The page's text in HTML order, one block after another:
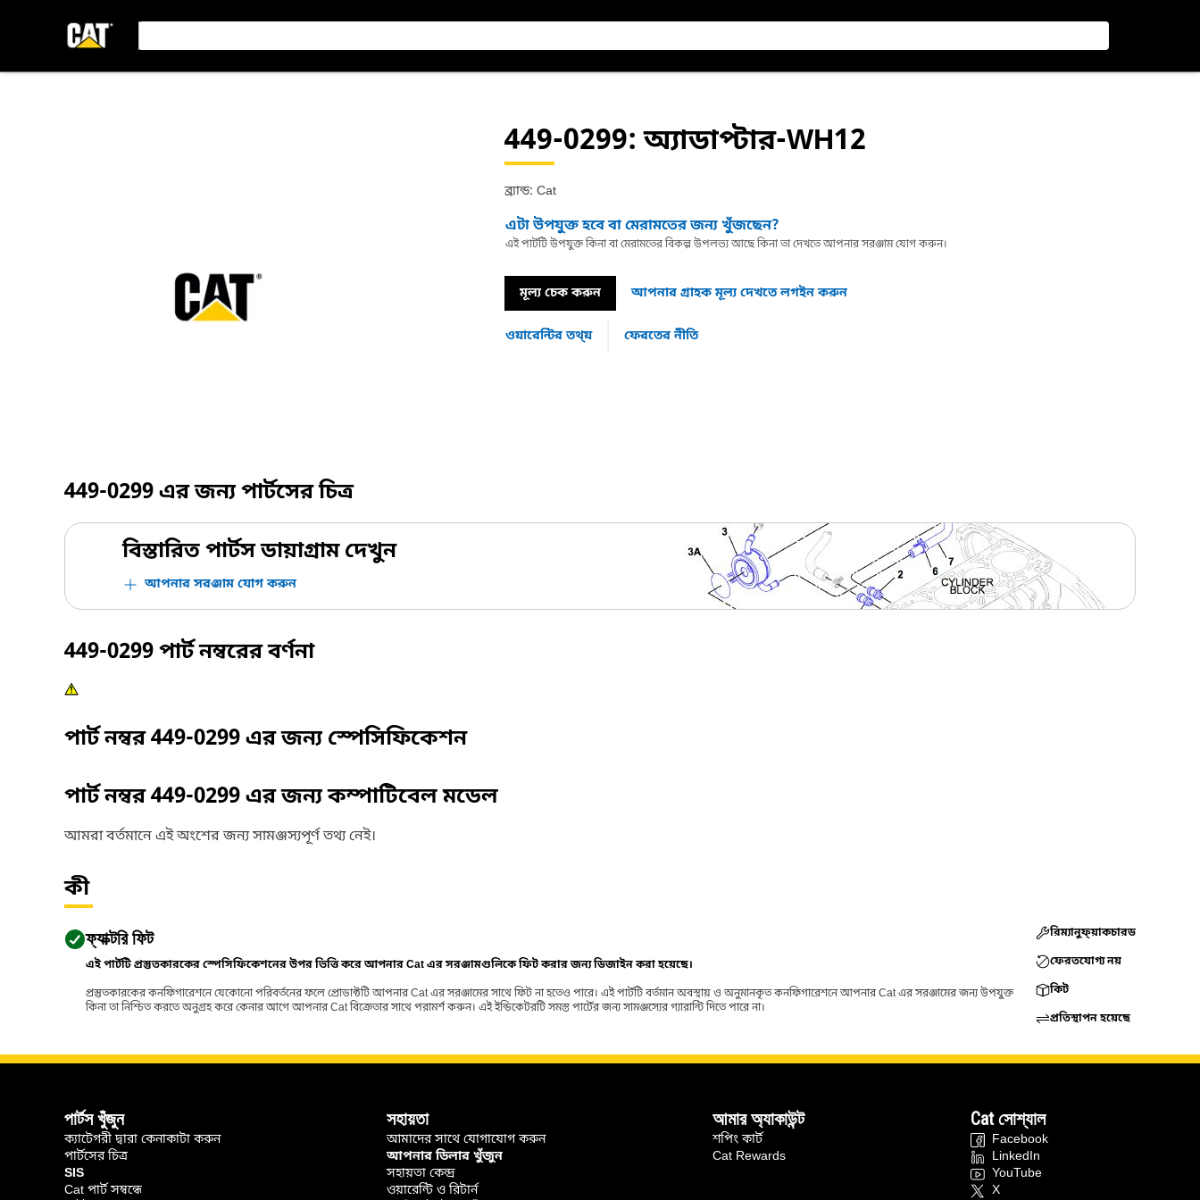
449-0299: অ্যাডাপ্টার-WH12
ব্র্যান্ড: Cat
এটা উপযুক্ত হবে বা মেরামতের জন্য খুঁজছেন?
এই পার্টটি উপযুক্ত কিনা বা মেরামতের বিকল্প উপলভ্য আছে কিনা তা দেখতে আপনার সরঞ্জাম যোগ করুন।
মূল্য চেক করুন আপনার গ্রাহক মূল্য দেখতে লগইন করুন
ওয়ারেন্টির তথ্য় ফেরতের নীতি
449-0299এর জন্য পার্টসের চিত্র
বিস্তারিত পার্টস ডায়াগ্রাম দেখুন
আপনার সরঞ্জাম যোগ করুন
449-0299পার্ট নম্বরের বর্ণনা
পার্ট নম্বর449-0299এর জন্য স্পেসিফিকেশন
পার্ট নম্বর449-0299এর জন্য কম্পাটিবেল মডেল
আমরা বর্তমানে এই অংশের জন্য সামঞ্জস্যপূর্ণ তথ্য নেই।
কী
ফ্যাক্টরি ফিট
এই পার্টটি প্রস্তুতকারকের স্পেসিফিকেশনের উপর ভিত্তি করে আপনার Cat এর সরঞ্জামগুলিকে ফিট করার জন্য ডিজাইন করা হয়েছে।
প্রস্তুতকারকের কনফিগারেশনে যেকোনো পরিবর্তনের ফলে প্রোডাক্টটি আপনার Cat এর সরঞ্জামের সাথে ফিট না হতেও পারে। এই পার্টটি বর্তমান অবস্থায় ও অনুমানকৃত কনফিগারেশনে আপনার Cat এর সরঞ্জামের জন্য উপযুক্ত
কিনা তা নিশ্চিত করতে অনুগ্রহ করে কেনার আগে আপনার Cat বিক্রেতার সাথে পরামর্শ করুন। এই ইন্ডিকেটরটি সমস্ত পার্টের জন্য সামঞ্জস্যের গ্যারান্টি দিতে পারে না।
রিম্যানুফ্য়াকচারড
ফেরতযোগ্য নয়
কিট
প্রতিস্থাপন হয়েছে
পার্টস খুঁজুন
ক্যাটেগরী দ্বারা কেনাকাটা করুন
পার্টসের চিত্র
SIS
Cat পার্ট সম্বন্ধে
সহায়তা
আমাদের সাথে যোগাযোগ করুন
আপনার ডিলার খুঁজুন
সহায়তা কেন্দ্র
ওয়ারেন্টি ও রিটার্ন
আমার অ্যাকাউন্ট
শপিং কার্ট
Cat Rewards
Cat সোশ্যাল
Facebook
LinkedIn
YouTube
X